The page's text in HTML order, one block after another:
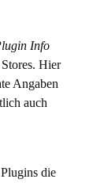
Info
Hier
Angaben
auch
die